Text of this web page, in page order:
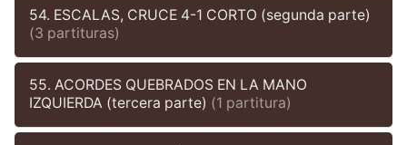
54. ESCALAS, CRUCE 4-1 CORTO (segunda parte)
(3 partituras)
55. ACORDES QUEBRADOS EN LA MANO
IZQUIERDA (tercera parte) (1 partitura)